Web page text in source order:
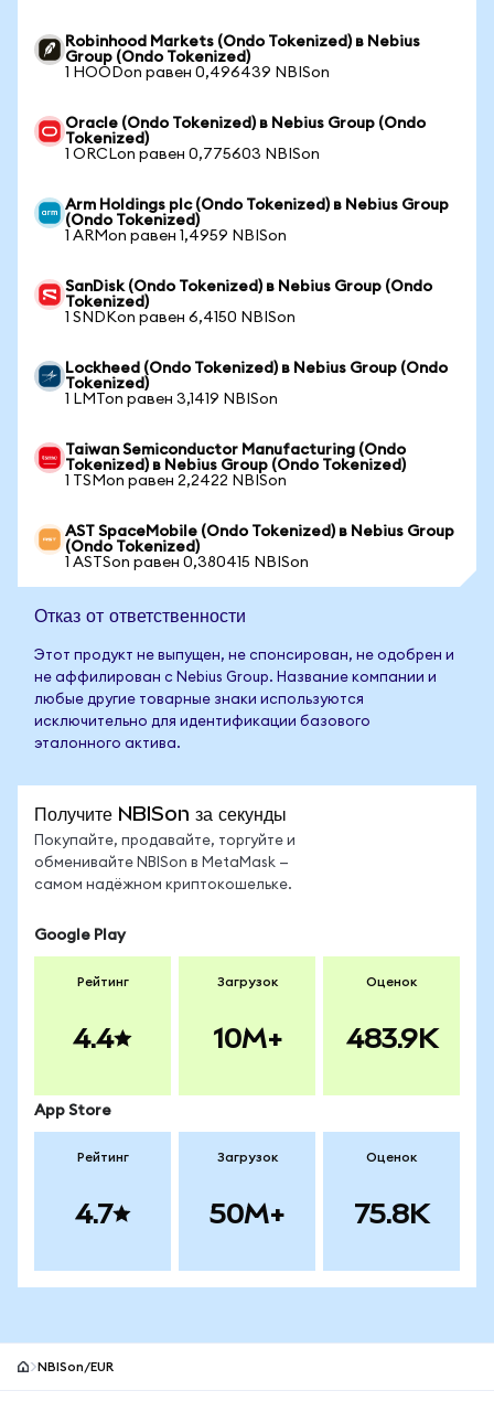
Robinhood Markets (Ondo Tokenized) в Nebius
Group (Ondo Tokenized)
1 HOODon равен 0,496439 NBISon
Oracle (Ondo Tokenized) в Nebius Group (Ondo
Tokenized)
1 ORCLon равен 0,775603 NBISon
Arm Holdings plc (Ondo Tokenized) в Nebius Group
(Ondo Tokenized)
1 ARMon равен 1,4959 NBISon
SanDisk (Ondo Tokenized) в Nebius Group (Ondo
Tokenized)
1 SNDKon равен 6,4150 NBISon
Lockheed (Ondo Tokenized) в Nebius Group (Ondo
Tokenized)
1 LMTon равен 3,1419 NBISon
Taiwan Semiconductor Manufacturing (Ondo
Tokenized) в Nebius Group (Ondo Tokenized)
1 TSMon равен 2,2422 NBISon
AST SpaceMobile (Ondo Tokenized) в Nebius Group
(Ondo Tokenized)
1 ASTSon равен 0,380415 NBISon
Отказ от ответственности
Этот продукт не выпущен, не спонсирован, не одобрен и
не аффилирован с Nebius Group. Название компании и
любые другие товарные знаки используются
исключительно для идентификации базового
эталонного актива.
Получите NBISon за секунды
Покупайте, продавайте, торгуйте и
обменивайте NBISon в MetaMask —
самом надёжном криптокошельке.
Google Play
Рейтинг
4.4
Загрузок
10M+
Оценок
483.9K
App Store
Рейтинг
4.7
Загрузок
50M+
Оценок
75.8K
NBISon/EUR